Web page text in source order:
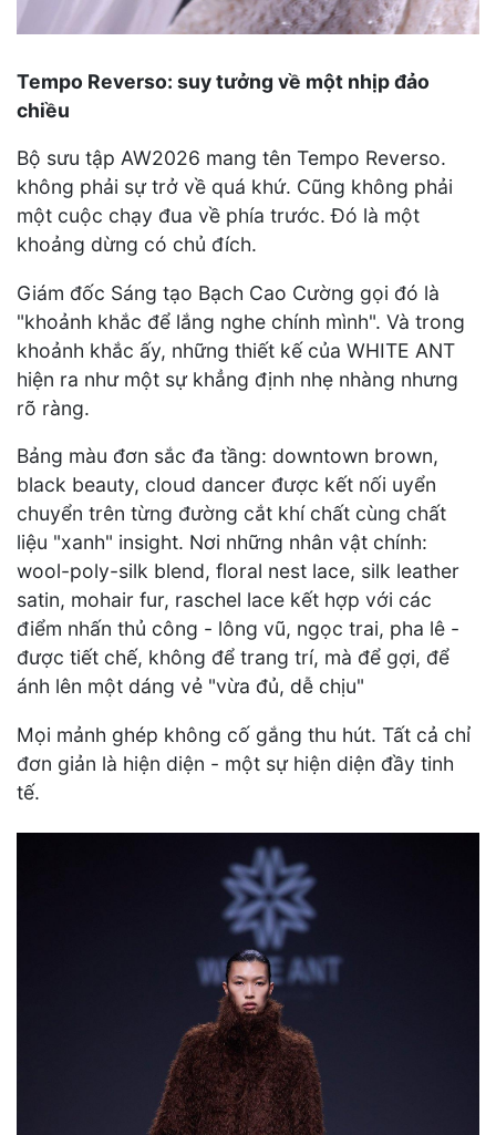
Tempo Reverso: suy tưởng về một nhịp đảo
chiều
Bộ sưu tập AW2026 mang tên Tempo Reverso.
không phải sự trở về quá khứ. Cũng không phải
một cuộc chạy đua về phía trước. Đó là một
khoảng dừng có chủ đích.
Giám đốc Sáng tạo Bạch Cao Cường gọi đó là
"khoảnh khắc để lắng nghe chính mình". Và trong
khoảnh khắc ấy, những thiết kế của WHITE ANT
hiện ra như một sự khẳng định nhẹ nhàng nhưng
rõ ràng.
Bảng màu đơn sắc đa tầng: downtown brown,
black beauty, cloud dancer được kết nối uyển
chuyển trên từng đường cắt khí chất cùng chất
liệu "xanh" insight. Nơi những nhân vật chính:
wool-poly-silk blend, floral nest lace, silk leather
satin, mohair fur, raschel lace kết hợp với các
điểm nhấn thủ công - lông vũ, ngọc trai, pha lê -
được tiết chế, không để trang trí, mà để gợi, để
ánh lên một dáng vẻ "vừa đủ, dễ chịu"
Mọi mảnh ghép không cố gắng thu hút. Tất cả chỉ
đơn giản là hiện diện - một sự hiện diện đầy tinh
tế.